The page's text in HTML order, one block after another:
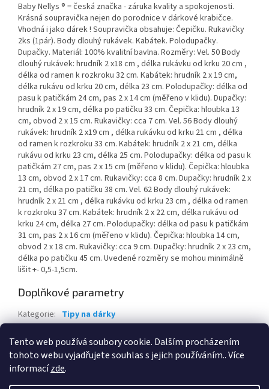
Tento web používá soubory cookie. Dalším procházením
tohoto webu vyjadřujete souhlas s jejich používáním.. Více
informacízde.
Baby Nellys ® = česká značka - záruka kvality a spokojenosti.
Krásná soupravička nejen do porodnice v dárkové krabičce.
Vhodná i jako dárek ! Soupravička obsahuje: Čepičku. Rukavičky
2ks (1pár). Body dlouhý rukávek. Kabátek. Polodupačky.
Dupačky. Materiál: 100% kvalitní bavlna. Rozměry: Vel. 50 Body
dlouhý rukávek: hrudník 2 x18 cm , délka rukávku od krku 20 cm ,
délka od ramen k rozkroku 32 cm. Kabátek: hrudník 2 x 19 cm,
délka rukávu od krku 20 cm, délka 23 cm. Polodupačky: délka od
pasu k patičkám 24 cm, pas 2 x 14 cm (měřeno v klidu). Dupačky:
hrudník 2 x 19 cm, délka po patičku 33 cm. Čepička: hloubka 13
cm, obvod 2 x 15 cm. Rukavičky: cca 7 cm. Vel. 56 Body dlouhý
rukávek: hrudník 2 x19 cm , délka rukávku od krku 21 cm , délka
od ramen k rozkroku 33 cm. Kabátek: hrudník 2 x 21 cm, délka
rukávu od krku 23 cm, délka 25 cm. Polodupačky: délka od pasu k
patičkám 27 cm, pas 2 x 15 cm (měřeno v klidu). Čepička: hloubka
13 cm, obvod 2 x 17 cm. Rukavičky: cca 8 cm. Dupačky: hrudník 2 x
21 cm, délka po patičku 38 cm. Vel. 62 Body dlouhý rukávek:
hrudník 2 x 21 cm , délka rukávku od krku 23 cm , délka od ramen
k rozkroku 37 cm. Kabátek: hrudník 2 x 22 cm, délka rukávu od
krku 24 cm, délka 27 cm. Polodupačky: délka od pasu k patičkám
31 cm, pas 2 x 16 cm (měřeno v klidu). Čepička: hloubka 14 cm,
obvod 2 x 18 cm. Rukavičky: cca 9 cm. Dupačky: hrudník 2 x 23 cm,
délka po patičku 45 cm. Uvedené rozměry se mohou minimálně
lišit +- 0,5-1,5cm.
Doplňkové parametry
Kategorie: Tipy na dárky
EAN: 8596309445793